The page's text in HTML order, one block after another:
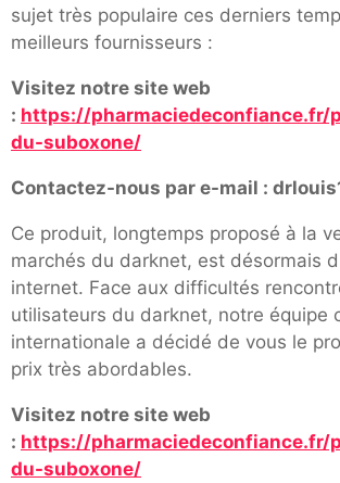
sujet très populaire ces derniers
meilleurs fournisseurs :
Visitez notre site web
: https://pharmaciedeconfiance.fr/
du-suboxone/
Contactez-nous par e-mail :
Ce produit, longtemps proposé à la
marchés du darknet, est désormais
internet. Face aux difficultés
utilisateurs du darknet, notre équipe
internationale a décidé de vous le
prix très abordables.
Visitez notre site web
: https://pharmaciedeconfiance.fr/
du-suboxone/